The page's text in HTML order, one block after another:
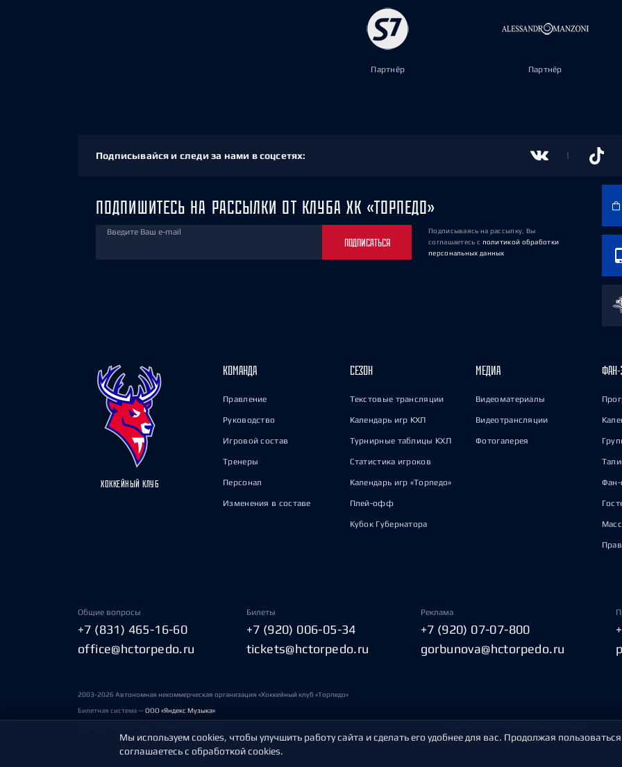
Партнёр Партнёр
Подписывайся и следи за нами в соцсетях:
ПОДПИШИТЕСЬ НА РАССЫЛКИ ОТ КЛУБА ХК «ТОРПЕДО»
Введите Ваш e-mail
ПОДПИСАТЬСЯ
Подписываясь на рассылку, Вы
соглашаетесь с политикой обработки
персональных данных
ХОККЕЙНЫЙ КЛУБ
КОМАНДА
Правление
Руководство
Игровой состав
Тренеры
Персонал
Изменения в составе
СЕЗОН
Текстовые трансляции
Календарь игр КХЛ
Турнирные таблицы КХЛ
Статистика игроков
Календарь игр «Торпедо»
Плей-офф
Кубок Губернатора
МЕДИА
Видеоматериалы
Видеотрансляции
Фотогалерея
ФАН-
Фан-
Общие вопросы
+7 (831) 465-16-60
office@hctorpedo.ru
Билеты
+7 (920) 006-05-34
tickets@hctorpedo.ru
Реклама
+7 (920) 07-07-800
gorbunova@hctorpedo.ru
2003-2026 Автономная некоммерческая организация «Хоккейный клуб «Торпедо»
Билетная система —ООО «Яндекс Музыка»
Мы используем cookies, чтобы улучшить работу сайта и сделать его удобнее для вас. Продолжая
соглашаетесь с обработкой cookies.